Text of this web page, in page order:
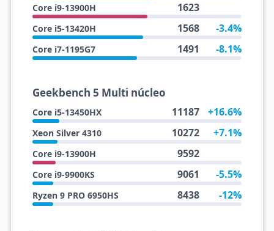
Core i9-13900H 1623
Core i5-13420H 1568 -3.4%
Core i7-1195G7 1491 -8.1%
Geekbench 5 Multi núcleo
Core i5-13450HX 11187 +16.6%
Xeon Silver 4310 10272 +7.1%
Core i9-13900H 9592
Core i9-9900KS 9061 -5.5%
Ryzen 9 PRO 6950HS 8438 -12%